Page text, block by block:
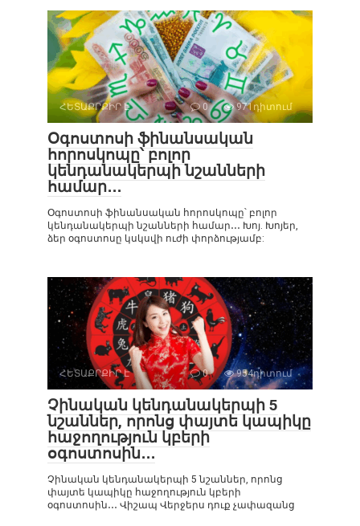
ՀԵՏԱՔՐՔԻՐ Է 0 971դիտում
Օգոստոսի ֆինանսական
հորոսկոպը՝ բոլոր
կենդանակերպի նշանների
համար․․․
Օգոստոսի ֆինանսական հորոսկոպը՝ բոլոր
կենդանակերպի նշանների համար․․․ Խոյ. Խոյեր,
ձեր օգոստոսը կսկսվի ուժի փորձությամբ:
ՀԵՏԱՔՐՔԻՐ Է 0 954դիտում
Չինական կենդանակերպի 5
նշաններ, որոնց փայտե կապիկը
հաջողություն կբերի
օգոստոսին․․․
Չինական կենդանակերպի 5 նշաններ, որոնց
փայտե կապիկը հաջողություն կբերի
օգոստոսին․․․ Վիշապ Վերջերս դուք չափազանց